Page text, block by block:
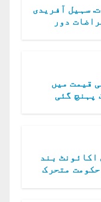
سہیل آفریدی
دور
قیمت میں
اکائونٹ بند
متحرک